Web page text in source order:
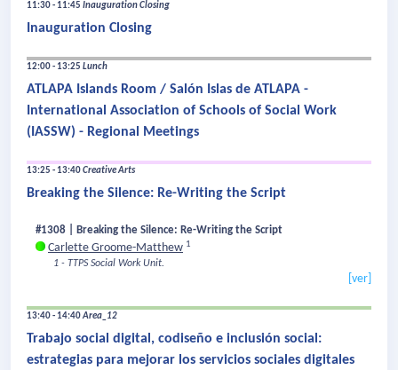
11:30 - 11:45 Inauguration Closing
Inauguration Closing
12:00 - 13:25 Lunch
ATLAPA Islands Room / Salón Islas de ATLAPA -
International Association of Schools of Social Work
(IASSW) - Regional Meetings
13:25 - 13:40Creative Arts
Breaking the Silence: Re-Writing the Script
#1308 | Breaking the Silence: Re-Writing the Script
Carlette Groome-Matthew 1
1 - TTPS Social Work Unit.
[ver]
13:40 - 14:40Area_12
Trabajo social digital, codiseño e inclusión social:
estrategias para mejorar los servicios sociales digitales